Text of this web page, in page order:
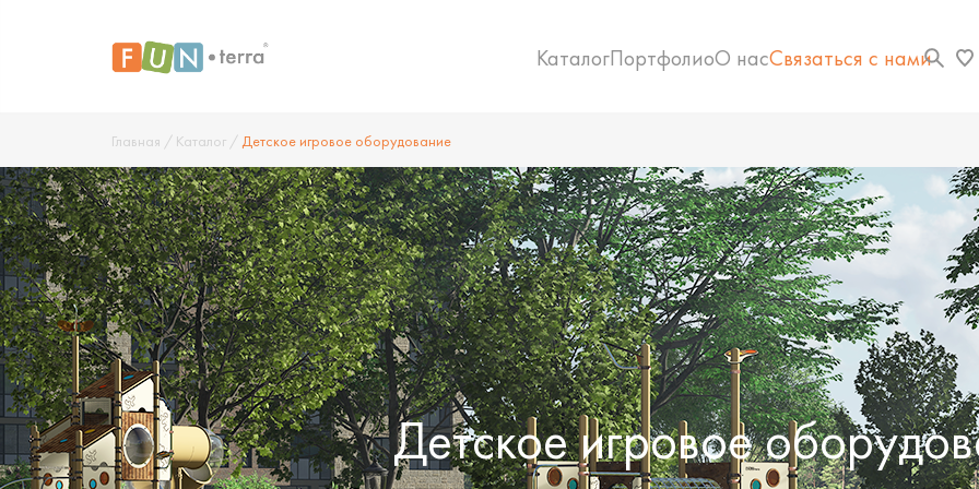
КаталогПортфолиоО насСвязаться с нами
Главная / Каталог / Детское игровое оборудование
Детское игровое